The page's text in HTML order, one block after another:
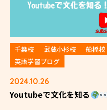
千葉校 武蔵小杉校
船橋校
英語学習ブログ
2024.10.26
Youtubeで文化を知る